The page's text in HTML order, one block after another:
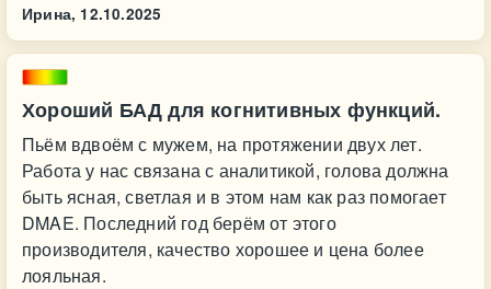
Ирина, 12.10.2025
Хороший БАД для когнитивных функций.
Пьём вдвоём с мужем, на протяжении двух лет.
Работа у нас связана с аналитикой, голова должна
быть ясная, светлая и в этом нам как раз помогает
DMAE. Последний год берём от этого
производителя, качество хорошее и цена более
лояльная.